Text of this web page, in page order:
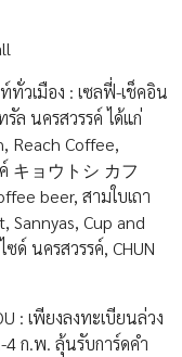
วเมือง : เซลฟี่-เช็คอิน
ล นครสวรรค์ ได้แก่
Reach Coffee,
キョウトシ カフ
beer, สามใบเถา
Sannyas, Cup and
ด์ นครสวรรค์, CHUN
: เพียงลงทะเบียนล่วง
ก.พ. ลุ้นรับการ์ดคำ